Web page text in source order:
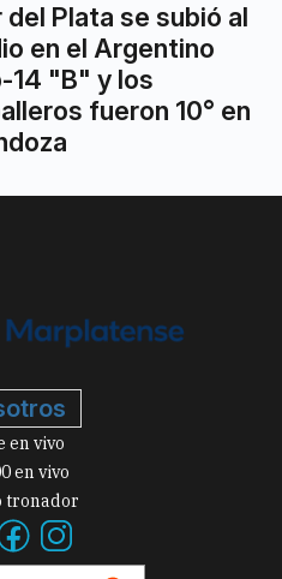
del Plata se subió al
en el Argentino
14 "B" y los
fueron 10° en
en vivo
en vivo
tronador